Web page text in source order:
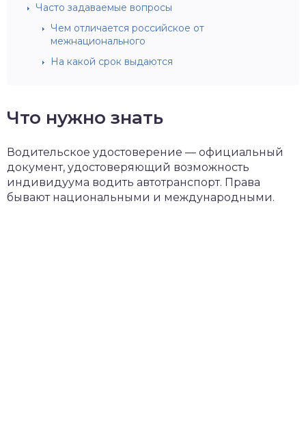
Часто задаваемые вопросы
Чем отличается российское от
межнационального
На какой срок выдаются
Что нужно знать
Водительское удостоверение — официальный
документ, удостоверяющий возможность
индивидуума водить автотранспорт. Права
бывают национальными и международными.